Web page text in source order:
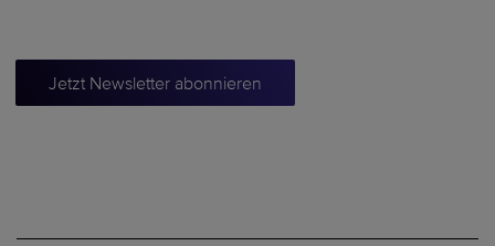
Jetzt Newsletter abonnieren